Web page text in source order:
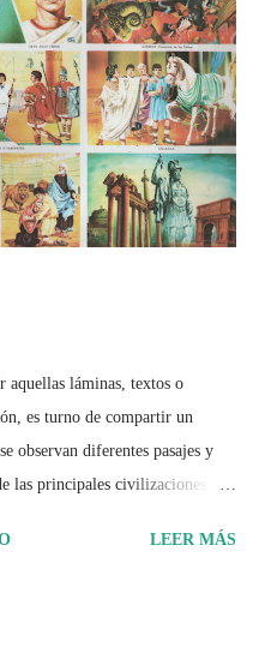
en la forma de entender el
la comercialización y
sociedades . Son 230
y ...
aquellas láminas, textos o
es turno de compartir un
observan diferentes pasajes y
las principales civilizaciones que
LEER MÁS